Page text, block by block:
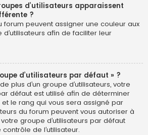
d’utilisateurs apparaissent
?
forum peuvent assigner une couleur aux
d’utilisateurs afin de faciliter leur
d’utilisateurs par défaut » ?
plus d’un groupe d’utilisateurs, votre
défaut est utilisé afin de déterminer
le rang qui vous sera assigné par
du forum peuvent vous autoriser à
groupe d’utilisateurs par défaut
de l’utilisateur.